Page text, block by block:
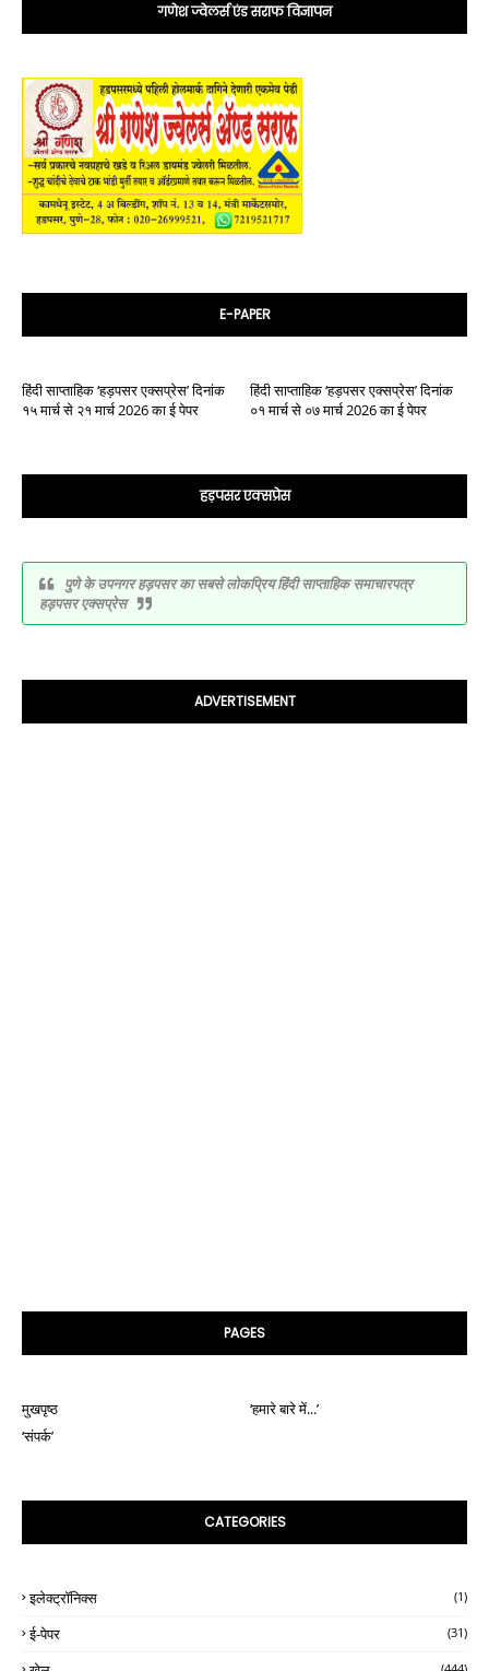
गणेश ज्वेलर्स एंड सराफ विज्ञापन
E-PAPER
हिंदी साप्ताहिक ‘हड़पसर एक्सप्रेस’ दिनांक
१५ मार्च से २१ मार्च 2026 का ई पेपर
हिंदी साप्ताहिक ‘हड़पसर एक्सप्रेस’ दिनांक
०१ मार्च से ०७ मार्च 2026 का ई पेपर
हड़पसर एक्सप्रेस
पुणे के उपनगर हड़पसर का सबसे लोकप्रिय हिंदी साप्ताहिक समाचारपत्र
हड़पसर एक्सप्रेस
ADVERTISEMENT
PAGES
मुखपृष्ठ
‘हमारे बारे में...’
‘संपर्क’
CATEGORIES
इलेक्ट्रॉनिक्स (1)
ई-पेपर (31)